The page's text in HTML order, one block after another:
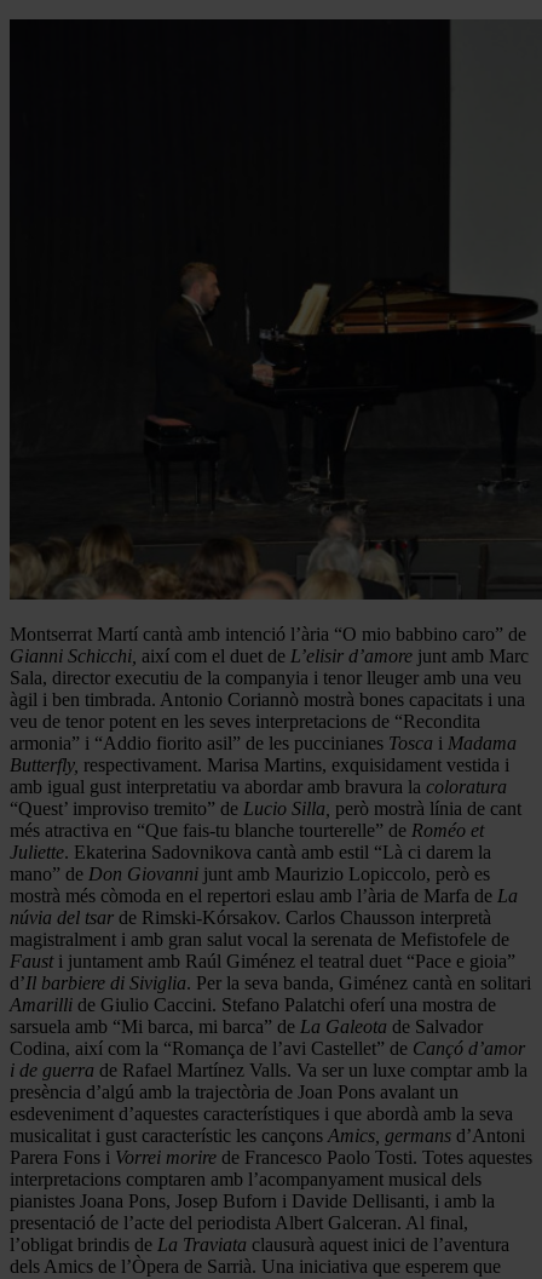
Montserrat Martí cantà amb intenció l’ària “O mio babbino caro” de
Gianni Schicchi, així com el duet de L’elisir d’amore junt amb Marc
Sala, director executiu de la companyia i tenor lleuger amb una veu
àgil i ben timbrada. Antonio Coriannò mostrà bones capacitats i una
veu de tenor potent en les seves interpretacions de “Recondita
armonia” i “Addio fiorito asil” de les puccinianes Tosca i Madama
Butterfly, respectivament. Marisa Martins, exquisidament vestida i
amb igual gust interpretatiu va abordar amb bravura la coloratura
“Quest’ improviso tremito” de Lucio Silla, però mostrà línia de cant
més atractiva en “Que fais-tu blanche tourterelle” de Roméo et
Juliette. Ekaterina Sadovnikova cantà amb estil “Là ci darem la
mano” de Don Giovanni junt amb Maurizio Lopiccolo, però es
mostrà més còmoda en el repertori eslau amb l’ària de Marfa de La
núvia del tsar de Rimski-Kórsakov. Carlos Chausson interpretà
magistralment i amb gran salut vocal la serenata de Mefistofele de
Fausti juntament amb Raúl Giménez el teatral duet “Pace e gioia”
d’Il barbiere di Siviglia. Per la seva banda, Giménez cantà en solitari
Amarilli de Giulio Caccini. Stefano Palatchi oferí una mostra de
sarsuela amb “Mi barca, mi barca” de La Galeota de Salvador
Codina, així com la “Romança de l’avi Castellet” de Cançó d’amor
i de guerra de Rafael Martínez Valls. Va ser un luxe comptar amb la
presència d’algú amb la trajectòria de Joan Pons avalant un
esdeveniment d’aquestes característiques i que abordà amb la seva
musicalitat i gust característic les cançons Amics, germans d’Antoni
Parera Fons i Vorrei morire de Francesco Paolo Tosti. Totes aquestes
interpretacions comptaren amb l’acompanyament musical dels
pianistes Joana Pons, Josep Buforn i Davide Dellisanti, i amb la
presentació de l’acte del periodista Albert Galceran. Al final,
l’obligat brindis de La Traviata clausurà aquest inici de l’aventura
dels Amics de l’Òpera de Sarrià. Una iniciativa que esperem que